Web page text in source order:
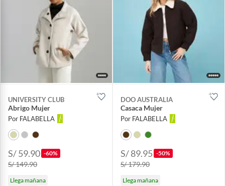
UNIVERSITY CLUB
Abrigo Mujer
Por FALABELLA
S/ 59.90 -60%
S/ 149.90
Llega mañana
DOO AUSTRALIA
Casaca Mujer
Por FALABELLA
S/ 89.95 -50%
S/ 179.90
Llega mañana